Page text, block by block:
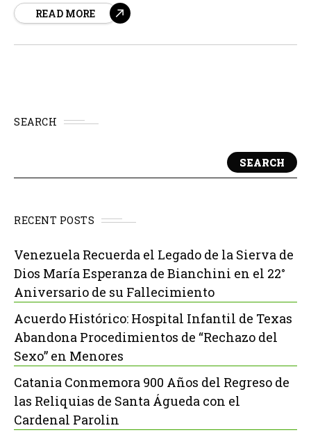
presentado automóvil 100% eléctrico de la marca
READ MORE
SEARCH
SEARCH
RECENT POSTS
Venezuela Recuerda el Legado de la Sierva de
Dios María Esperanza de Bianchini en el 22°
Aniversario de su Fallecimiento
Acuerdo Histórico: Hospital Infantil de Texas
Abandona Procedimientos de “Rechazo del
Sexo” en Menores
Catania Conmemora 900 Años del Regreso de
las Reliquias de Santa Águeda con el
Cardenal Parolin